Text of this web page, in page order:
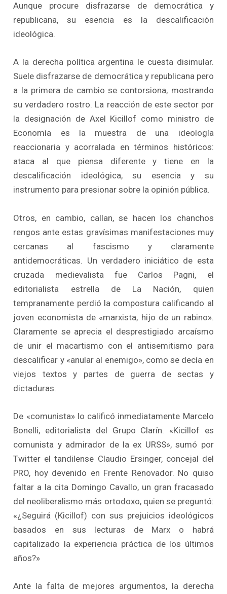
Aunque procure disfrazarse de democrática y
republicana, su esencia es la descalificación
ideológica.
A la derecha política argentina le cuesta disimular.
Suele disfrazarse de democrática y republicana pero
a la primera de cambio se contorsiona, mostrando
su verdadero rostro. La reacción de este sector por
la designación de Axel Kicillof como ministro de
Economía es la muestra de una ideología
reaccionaria y acorralada en términos históricos:
ataca al que piensa diferente y tiene en la
descalificación ideológica, su esencia y su
instrumento para presionar sobre la opinión pública.
Otros, en cambio, callan, se hacen los chanchos
rengos ante estas gravísimas manifestaciones muy
cercanas al fascismo y claramente
antidemocráticas. Un verdadero iniciático de esta
cruzada medievalista fue Carlos Pagni, el
editorialista estrella de La Nación, quien
tempranamente perdió la compostura calificando al
joven economista de «marxista, hijo de un rabino».
Claramente se aprecia el desprestigiado arcaísmo
de unir el macartismo con el antisemitismo para
descalificar y «anular al enemigo», como se decía en
viejos textos y partes de guerra de sectas y
dictaduras.
De «comunista» lo calificó inmediatamente Marcelo
Bonelli, editorialista del Grupo Clarín. «Kicillof es
comunista y admirador de la ex URSS», sumó por
Twitter el tandilense Claudio Ersinger, concejal del
PRO, hoy devenido en Frente Renovador. No quiso
faltar a la cita Domingo Cavallo, un gran fracasado
del neoliberalismo más ortodoxo, quien se preguntó:
«¿Seguirá (Kicillof) con sus prejuicios ideológicos
basados en sus lecturas de Marx o habrá
capitalizado la experiencia práctica de los últimos
años?»
Ante la falta de mejores argumentos, la derecha